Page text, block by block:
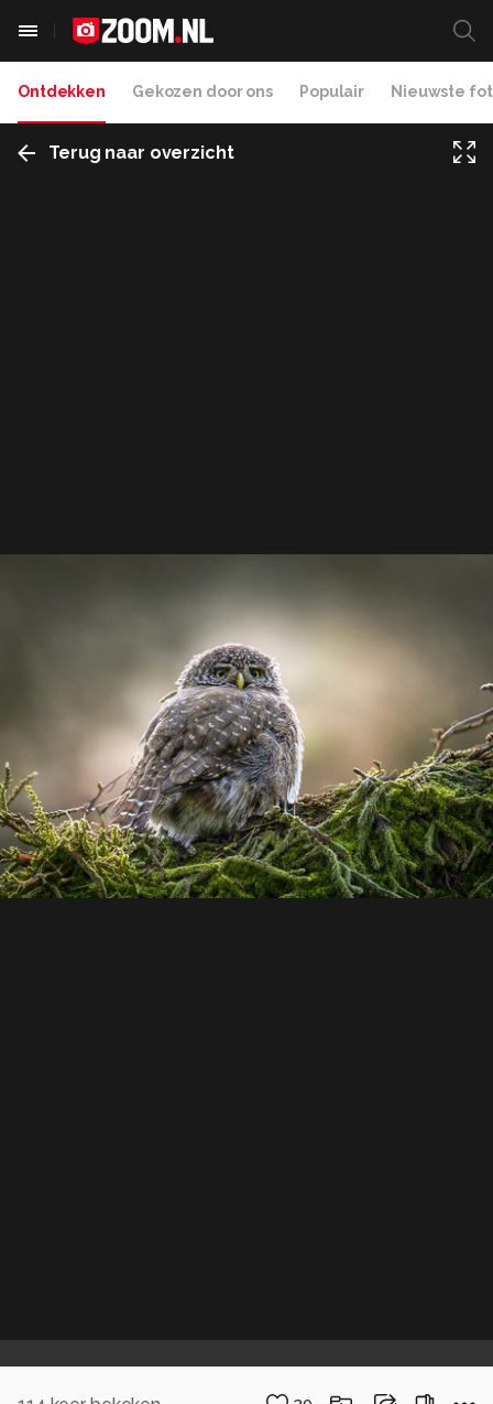
Ontdekken Gekozen door ons Populair Nieuwste
Terug naar overzicht